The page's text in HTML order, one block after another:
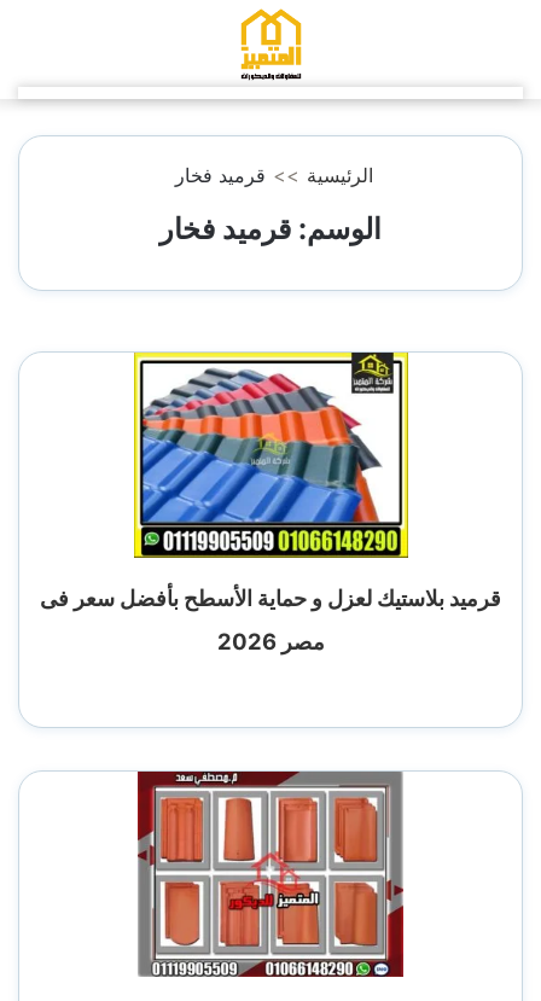
المحتوى
الرئيسية >> قرميد فخار
الوسم: قرميد فخار
قرميد بلاستيك لعزل و حماية الأسطح بأفضل سعر فى
مصر 2026